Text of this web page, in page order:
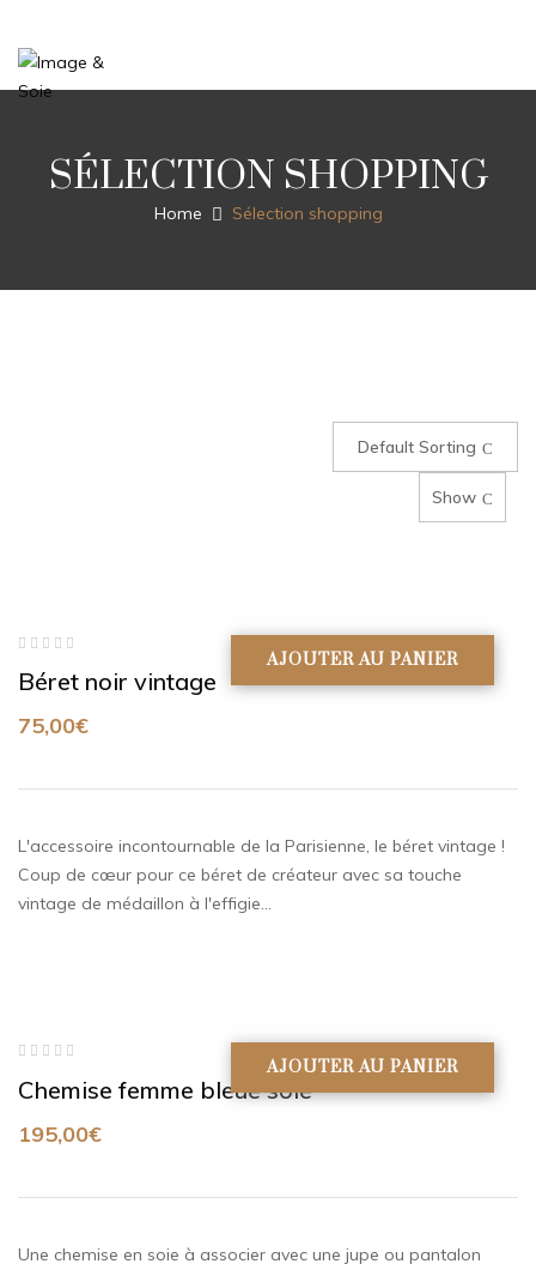
SÉLECTION SHOPPING
Home Sélection shopping
Default Sorting
Show
0
5
Béret noir vintage
75,00€
AJOUTER AU PANIER
L'accessoire incontournable de la Parisienne, le béret vintage !
Coup de cœur pour ce béret de créateur avec sa touche
vintage de médaillon à l'effigie…
0
Chemise femme bleue soie
195,00€
AJOUTER AU PANIER
Une chemise en soie à associer avec une jupe ou pantalon